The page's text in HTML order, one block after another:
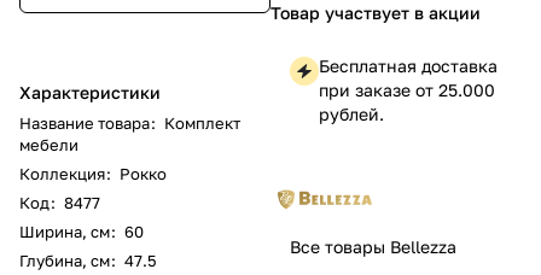
Характеристики
Название товара: Комплект
мебели
Коллекция: Рокко
Код: 8477
Ширина, см: 60
Глубина, см: 47.5
Товар участвует в акции
Бесплатная доставка
при заказе от 25.000
рублей.
Все товары Bellezza